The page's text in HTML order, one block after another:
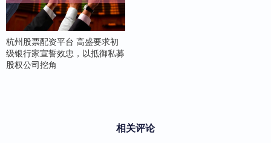
杭州股票配资平台 高盛要求初
级银行家宣誓效忠，以抵御私募
股权公司挖角
相关评论